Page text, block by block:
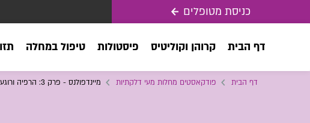
כניסת מטופלים
דף הבית קרוהן וקוליטיס פיסטולות טיפול במחלה
דף הבית פודקאסטים מחלות מעי דלקתיות מיינדפולנס - פרק 3: הרפיה ורוגע